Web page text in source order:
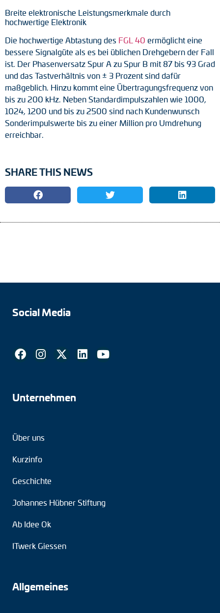
Breite elektronische Leistungsmerkmale durch
hochwertige Elektronik
Die hochwertige Abtastung des FGL 40 ermöglicht eine
bessere Signalgüte als es bei üblichen Drehgebern der Fall
ist. Der Phasenversatz Spur A zu Spur B mit 87 bis 93 Grad
und das Tastverhältnis von ± 3 Prozent sind dafür
maßgeblich. Hinzu kommt eine Übertragungsfrequenz von
bis zu 200 kHz. Neben Standardimpulszahlen wie 1000,
1024, 1200 und bis zu 2500 sind nach Kundenwunsch
Sonderimpulswerte bis zu einer Million pro Umdrehung
erreichbar.
SHARE THIS NEWS
Social Media
Unternehmen
Über uns
Kurzinfo
Geschichte
Johannes Hübner Stiftung
Ab Idee Ok
ITwerk Giessen
Allgemeines